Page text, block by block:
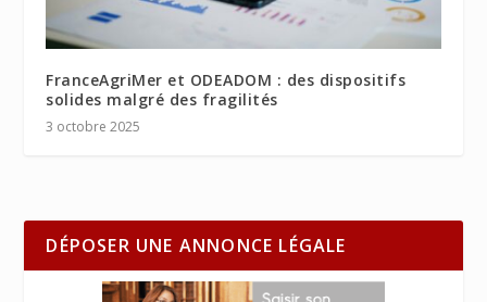
FranceAgriMer et ODEADOM : des dispositifs
solides malgré des fragilités
3 octobre 2025
DÉPOSER UNE ANNONCE LÉGALE